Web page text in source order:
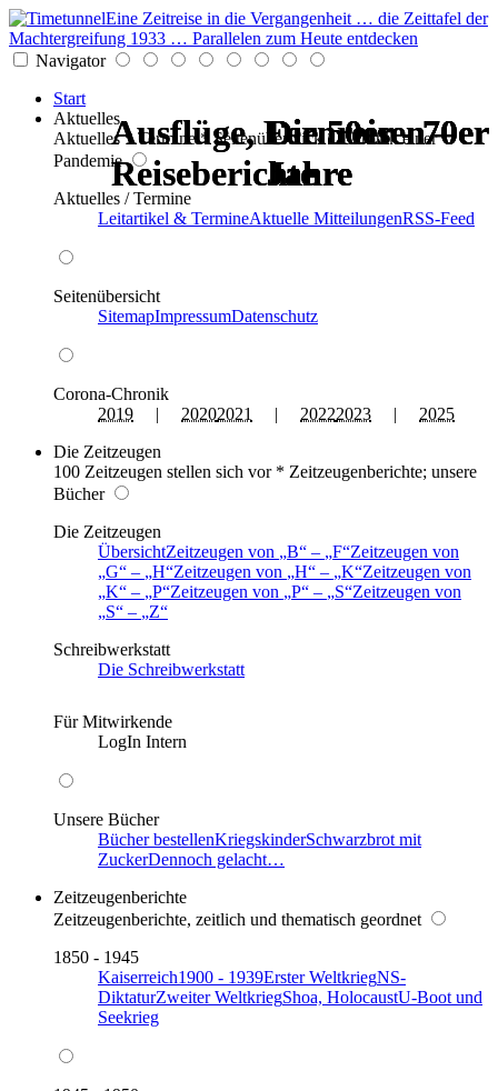
Eine Zeitreise in die Vergangenheit … die Zeittafel der
Machtergreifung 1933 … Parallelen zum Heute entdecken
Navigator
Start
Aktuelles
Aktuelles * Termine * Seitenüberblick * Chronik einer
Pandemie
Aktuelles / Termine
Leitartikel & TermineAktuelle MitteilungenRSS-Feed
Seitenübersicht
SitemapImpressumDatenschutz
Corona-Chronik
2019 | 20202021 | 20222023 | 2025
Die Zeitzeugen
100 Zeitzeugen stellen sich vor * Zeitzeugenberichte; unsere
Bücher
Die Zeitzeugen
ÜbersichtZeitzeugen von B – F Zeitzeugen von
G
– H Zeitzeugen von H – K Zeitzeugen von
K
– P Zeitzeugen von P – S Zeitzeugen von
S
–
Z
Schreibwerkstatt
Die Schreibwerkstatt
Für Mitwirkende
LogIn Intern
Unsere Bücher
Bücher bestellenKriegskinderSchwarzbrot mit
ZuckerDennoch gelacht…
Zeitzeugenberichte
Zeitzeugenberichte, zeitlich und thematisch geordnet
1850 - 1945
Kaiserreich1900 - 1939Erster WeltkriegNS-
DiktaturZweiter WeltkriegShoa, HolocaustU-Boot und
Seekrieg
Die 50er - 70er
Jahre
Ausflüge, Fernreisen –
Reiseberichte
Die 50er - 70er
Jahre
Die 50er - 70er
Jahre
Ausflüge, Fernreisen –
Reiseberichte
Die 50er - 70er
Jahre